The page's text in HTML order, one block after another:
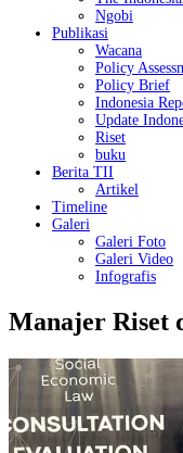
Ngobi
Publikasi
Wacana
Policy
Policy Brief
Indonesia
Update
Riset
buku
Berita TII
Artikel
Timeline
Galeri
Galeri Foto
Galeri Video
Infografis
Manajer Riset